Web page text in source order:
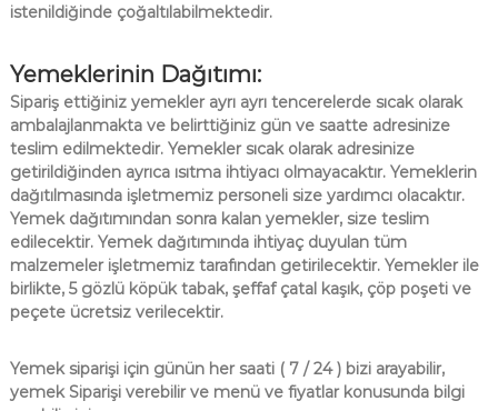
istenildiğinde çoğaltılabilmektedir.
Yemeklerinin Dağıtımı:
Sipariş ettiğiniz yemekler ayrı ayrı tencerelerde sıcak olarak
ambalajlanmakta ve belirttiğiniz gün ve saatte adresinize
teslim edilmektedir. Yemekler sıcak olarak adresinize
getirildiğinden ayrıca ısıtma ihtiyacı olmayacaktır. Yemeklerin
dağıtılmasında işletmemiz personeli size yardımcı olacaktır.
Yemek dağıtımından sonra kalan yemekler, size teslim
edilecektir. Yemek dağıtımında ihtiyaç duyulan tüm
malzemeler işletmemiz tarafından getirilecektir. Yemekler ile
birlikte, 5 gözlü köpük tabak, şeffaf çatal kaşık, çöp poşeti ve
peçete ücretsiz verilecektir.
Yemek siparişi için günün her saati ( 7 / 24 ) bizi arayabilir,
yemek Siparişi verebilir ve menü ve fiyatlar konusunda bilgi